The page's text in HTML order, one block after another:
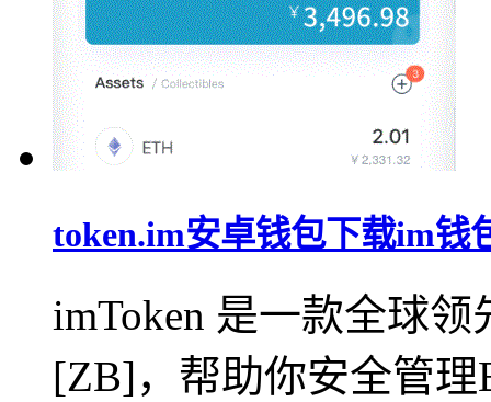
token.im安卓钱包下载im钱
imToken 是一款全球
[ZB]，帮助你安全管理